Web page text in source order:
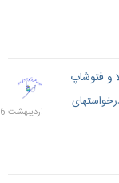
فتوشاپ
3